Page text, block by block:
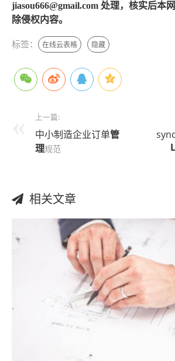
jiasou666@gmail.com 处理，核实后本
除侵权内容。
标签： 在线云表格 隐藏
上一篇:
中小制造企业订单管
理规范
相关文章